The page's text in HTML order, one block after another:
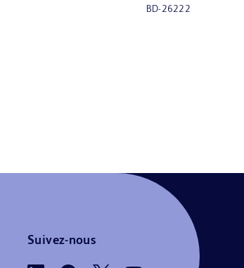
BD-26222
Suivez-nous